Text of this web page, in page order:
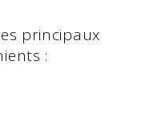
principaux
: